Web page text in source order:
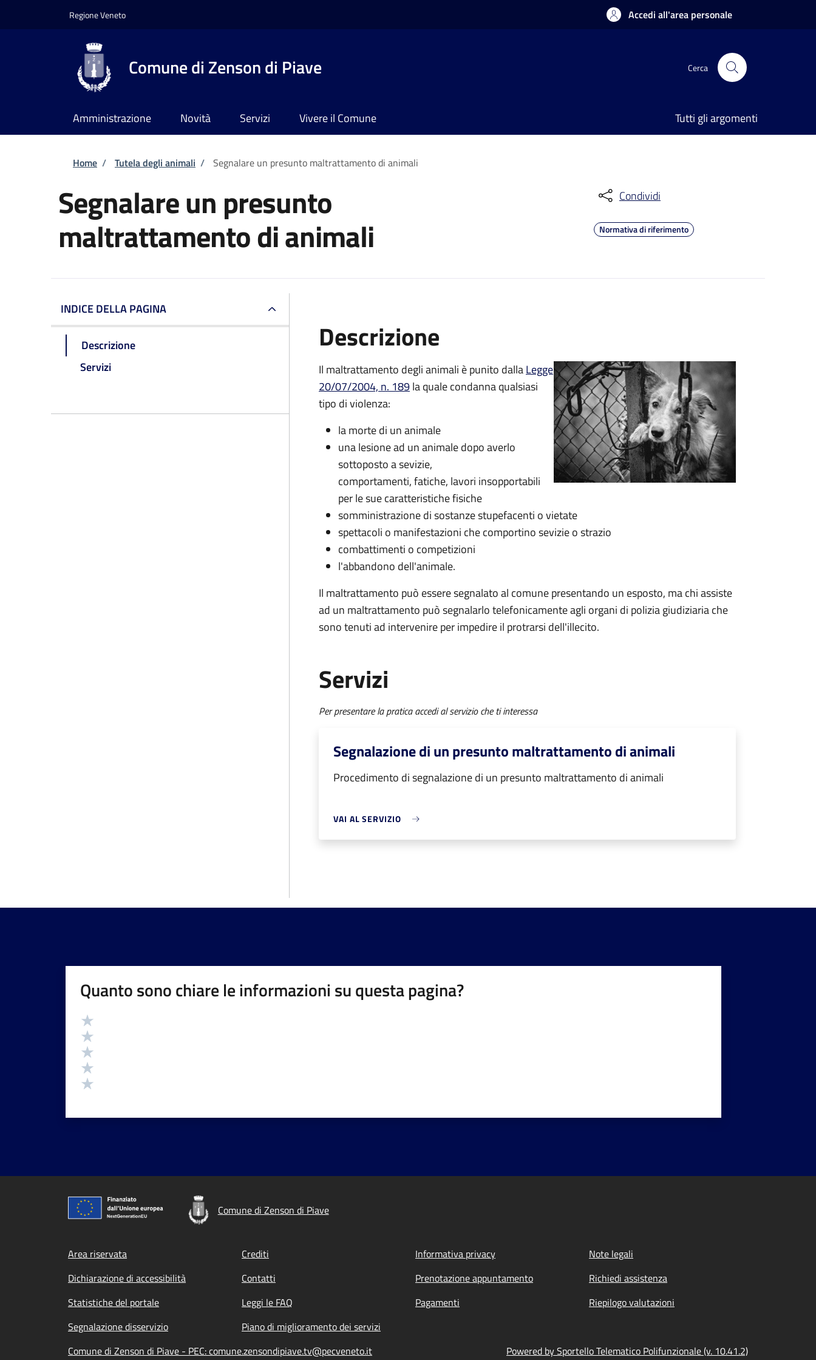
Regione Veneto Accedi all'area personale
Comune di Zenson di Piave Cerca
Amministrazione Novità Servizi Vivere il Comune Tutti gli argomenti
Briciole di pane
Home / Tutela degli animali / Segnalare un presunto maltrattamento di animali
Segnalare un presunto
maltrattamento di animali
Condividi
Normativa di riferimento
INDICE DELLA PAGINA
Descrizione
Servizi
Descrizione
Il maltrattamento degli animali è punito dallaLegge
20/07/2004, n. 189la quale condanna qualsiasi
tipo di violenza:
la morte di un animale
una lesione ad un animale dopo averlo
sottoposto a sevizie,
comportamenti, fatiche, lavori insopportabili
per le sue caratteristiche fisiche
somministrazione di sostanze stupefacenti o vietate
spettacoli o manifestazioni che comportino sevizie o strazio
combattimenti o competizioni
l'abbandono dell'animale.
Il maltrattamento può essere segnalato al comune presentando un esposto, ma chi assiste
ad un maltrattamento può segnalarlo telefonicamente agli organi di polizia giudiziaria che
sono tenuti ad intervenire per impedire il protrarsi dell'illecito.
Servizi
Per presentare la pratica accedi al servizio che ti interessa
Segnalazione di un presunto maltrattamento di animali
Procedimento di segnalazione di un presunto maltrattamento di animali
VAI AL SERVIZIO
Quanto sono chiare le informazioni su questa pagina?
Valutazione
Comune di Zenson di Piave
Footer menu
Area riservata Crediti Informativa privacy
Note legali
Dichiarazione di accessibilità
Contatti Prenotazione appuntamento
Richiedi assistenza
Statistiche del portale
Leggi le FAQ Pagamenti
Riepilogo valutazioni
Segnalazione disservizio
Piano di miglioramento dei servizi
Comune di Zenson di Piave - PEC: comune.zensondipiave.tv@pecveneto.it
Powered by Sportello Telematico Polifunzionale (v. 10.41.2)